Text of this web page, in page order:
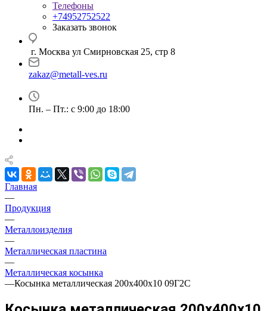
Телефоны
+74952752522
Заказать звонок
г. Москва ул Смирновская 25, стр 8
zakaz@metall-ves.ru
Пн. – Пт.: с 9:00 до 18:00
Главная
—
Продукция
—
Металлоизделия
—
Металлическая пластина
—
Металлическая косынка
—Косынка металлическая 200х400х10 09Г2С